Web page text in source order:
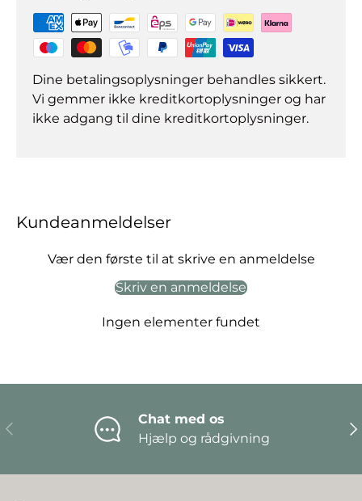
Dine betalingsoplysninger behandles sikkert.
Vi gemmer ikke kreditkortoplysninger og har
ikke adgang til dine kreditkortoplysninger.
Kundeanmeldelser
Vær den første til at skrive en anmeldelse
Skriv en anmeldelse
Ingen elementer fundet
Forrige
Chat med os
Hjælp og rådgivning